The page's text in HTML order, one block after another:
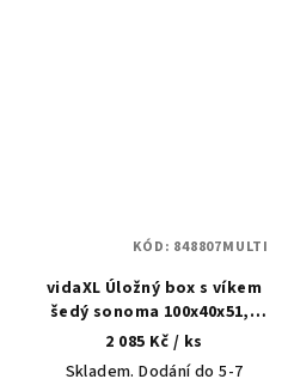
vidaXL Úložný box s víkem
šedý sonoma 100x40x51,5
cm kompozitní dřevo
2 085 Kč / ks
Skladem. Dodání do 5-7
KÓD: 848807MULTI